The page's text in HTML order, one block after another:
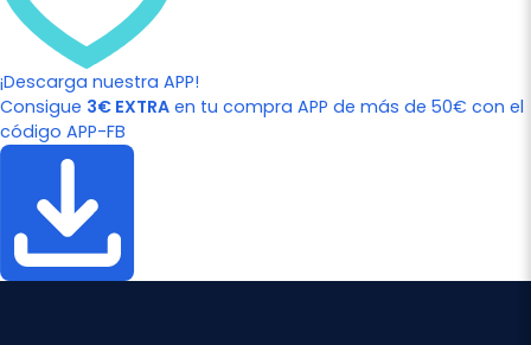
¡Descarga nuestra APP!
Consigue 3€ EXTRA en tu compra APP de más de 50€ con el
código APP-FB